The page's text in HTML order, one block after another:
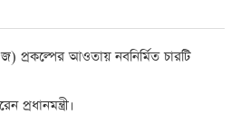
প্রকল্পের আওতায় নবনির্মিত চারটি